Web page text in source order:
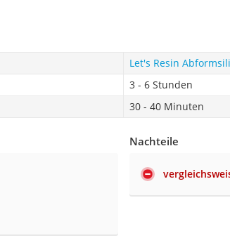
Let's Resin
3 - 6 Stunden
30 - 40 Minuten
Nachteile